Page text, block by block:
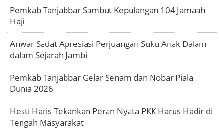
Pemkab Tanjabbar Sambut Kepulangan 104 Jamaah
Haji
Anwar Sadat Apresiasi Perjuangan Suku Anak Dalam
dalam Sejarah Jambi
Pemkab Tanjabbar Gelar Senam dan Nobar Piala
Dunia 2026
Hesti Haris Tekankan Peran Nyata PKK Harus Hadir di
Tengah Masyarakat